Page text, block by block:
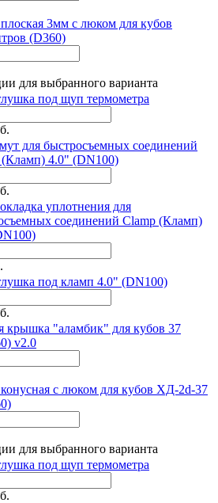
3мм с люком для кубов
(D360)
для выбранного варианта
под щуп термометра
для быстросъемных соединений
4.0" (DN100)
уплотнения для
соединений Сlamp (Кламп)
под кламп 4.0" (DN100)
крышка "аламбик" для кубов 37
v2.0
с люком для кубов ХД-2d-37
для выбранного варианта
под щуп термометра